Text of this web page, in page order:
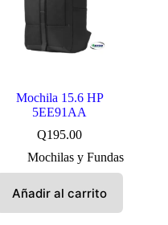
Mochila 15.6 HP
5EE91AA
Q195.00
Mochilas y Fundas
Añadir al carrito